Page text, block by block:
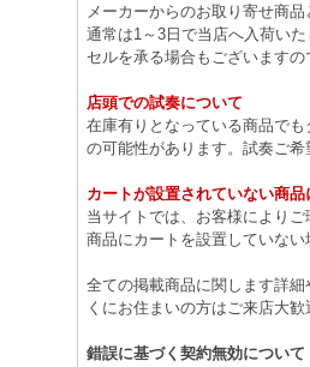
メーカーからのお取り寄せ商
通常は1～3日で当店へ入荷い
セルを承る場合もございますの
店頭での試奏について
在庫有りとなっている商品で
の可能性があります。試奏ご希
カートが設置されていない商品
当サイトでは、お客様により
商品にカートを設置していない
全ての掲載商品に関します詳
くにお住まいの方はご来店大歓
錯誤に基づく契約無効について